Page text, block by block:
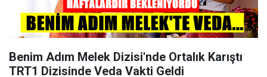
Benim Adım Melek Dizisi'nde Ortalık Karıştı
TRT1 Dizisinde Veda Vakti Geldi